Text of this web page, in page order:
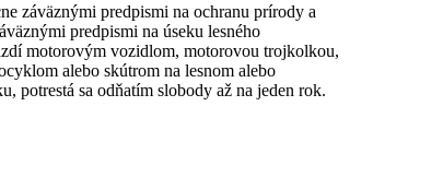
záväznými predpismi na ochranu prírody a
predpismi na úseku lesného
motorovým vozidlom, motorovou trojkolkou,
alebo skútrom na lesnom alebo
potrestá sa odňatím slobody až na jeden rok.